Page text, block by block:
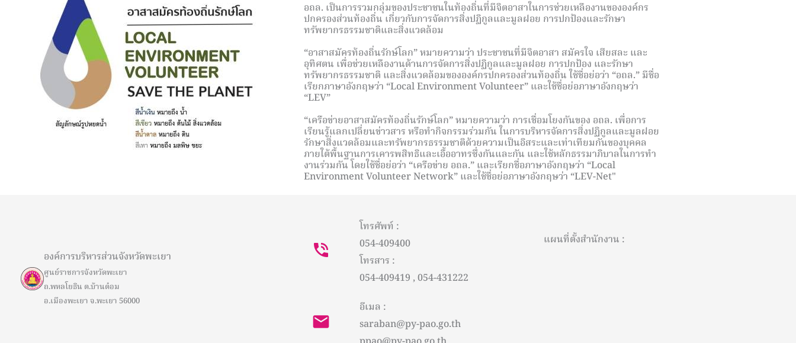
อถล. เป็นการรวมกลุ่มของประชาชนในท้องถิ่นที่มีจิตอาสาในการช่วยเหลืองานขององค์กร
ปกครองส่วนท้องถิ่น เกี่ยวกับการจัดการสิ่งปฏิกูลและมูลฝอย การปกป้องและรักษา
ทรัพยากรธรรมชาติและสิ่งแวดล้อม
“อาสาสมัครท้องถิ่นรักษ์โลก” หมายความว่า ประชาชนที่มีจิตอาสา สมัครใจ เสียสละ และ
อุทิศตน เพื่อช่วยเหลืองานด้านการจัดการสิ่งปฏิกูลและมูลฝอย การปกป้อง และรักษา
ทรัพยากรธรรมชาติ และสิ่งแวดล้อมขององค์กรปกครองส่วนท้องถิ่น ใช้ชื่อย่อว่า “อถล.” มีชื่อ
เรียกภาษาอังกฤษว่า “Local Environment Volunteer” และใช้ชื่อย่อภาษาอังกฤษว่า
“LEV”
“เครือข่ายอาสาสมัครท้องถิ่นรักษ์โลก” หมายความว่า การเชื่อมโยงกันของ อถล. เพื่อการ
เรียนรู้แลกเปลี่ยนข่าวสาร หรือทํากิจกรรมร่วมกัน ในการบริหารจัดการสิ่งปฏิกูลและมูลฝอย
รักษาสิ่งแวดล้อมและทรัพยากรธรรมชาติด้วยความเป็นอิสระและเท่าเทียมกันของบุคคล
ภายใต้พื้นฐานการเคารพสิทธิและเอื้ออาทรซึ่งกันและกัน และใช้หลักธรรมาภิบาลในการทํา
งานร่วมกัน โดยใช้ชื่อย่อว่า “เครือข่าย อถล.” และเรียกชื่อภาษาอังกฤษว่า “Local
Environment Volunteer Network” และใช้ชื่อย่อภาษาอังกฤษว่า “LEV-Net"
องค์การบริหารส่วนจังหวัดพะเยา
ศูนย์ราชการจังหวัดพะเยา
ถ.พหลโยธิน ต.บ้านต๋อม
อ.เมืองพะเยา จ.พะเยา 56000
โทรศัพท์ :
054-409400
โทรสาร :
054-409419 , 054-431222
อีเมล :
saraban@py-pao.go.th
แผนที่ตั้งสำนักงาน :